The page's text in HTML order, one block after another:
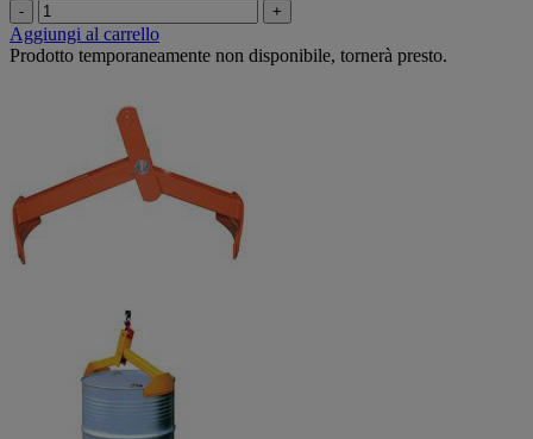
- +
Aggiungi al carrello
Prodotto temporaneamente non disponibile, tornerà presto.